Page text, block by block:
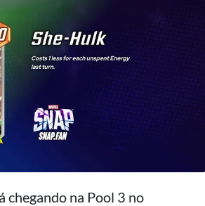
chegando na Pool 3 no